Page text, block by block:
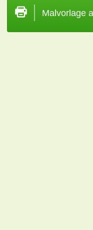
Malvorlage